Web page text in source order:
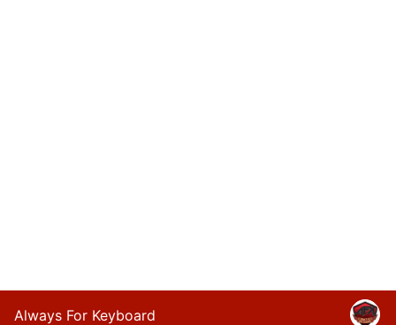
Always For Keyboard